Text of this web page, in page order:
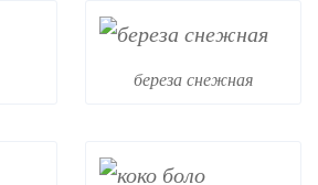
береза снежная